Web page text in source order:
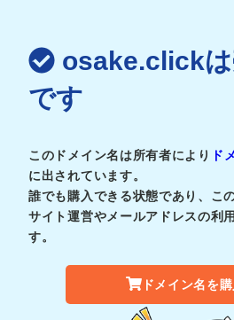
osake.click
です
このドメイン名は所有者により ド
に出されています。
誰でも購入できる状態であり、こ
サイト運営やメールアドレスの利
す。
ドメイン名を